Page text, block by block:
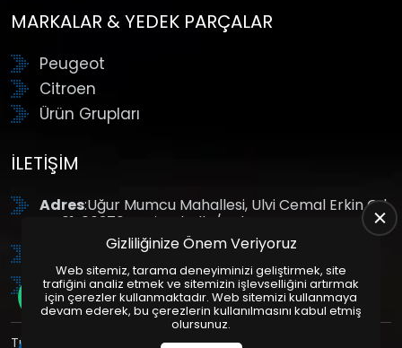
MARKALAR & YEDEK PARÇALAR
Peugeot
Citroen
Ürün Grupları
İLETIŞIM
Adres:Uğur Mumcu Mahallesi, Ulvi Cemal Erkin Cd.
No:61, 06370 Yenimahalle/Ankara
: +90 (312) 354 8888
GSM: +90 (532) 343 4085
Tüm Hakları Saklıdır. | Bu site Us Yazılım
Gizliliğinize Önem Veriyoruz
Web sitemiz, tarama deneyiminizi geliştirmek, site
trafiğini analiz etmek ve sitemizin işlevselliğini artırmak
için çerezler kullanmaktadır. Web sitemizi kullanmaya
devam ederek, bu çerezlerin kullanılmasını kabul etmiş
olursunuz.